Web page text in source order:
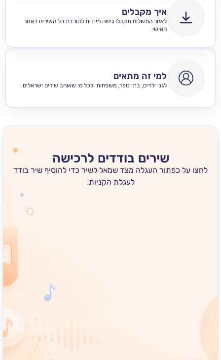
איך מקבלים
לאחר התשלום תקבלו גישה מיידית להורדת כל השירים באזור
למי זה מתאים
לגני ילדים, בתי ספר, משפחות ולכל מי שאוהב שירים ישראלים.
שירים בודדים לרכישה
כפתור העגלה מצד שמאל לשיר כדי להוסיף שיר בודד
לעגלת הקניות.